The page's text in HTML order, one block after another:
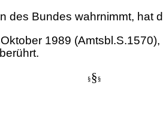
des Bundes wahrnimmt,
1989
§§ §